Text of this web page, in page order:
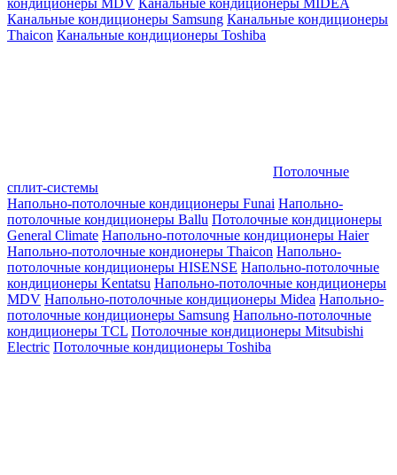
кондиционеры MDV Канальные кондиционеры MIDEA
Канальные кондиционеры Samsung Канальные кондиционеры
Thaicon Канальные кондиционеры Toshiba
Потолочные
сплит-системы
Напольно-потолочные кондиционеры Funai Напольно-
потолочные кондиционеры Ballu Потолочные кондиционеры
General Climate Напольно-потолочные кондиционеры Haier
Напольно-потолочные кондионеры Thaicon Напольно-
потолочные кондиционеры HISENSE Напольно-потолочные
кондиционеры Kentatsu Напольно-потолочные кондиционеры
MDV Напольно-потолочные кондиционеры Midea Напольно-
потолочные кондиционеры Samsung Напольно-потолочные
кондиционеры TCL Потолочные кондиционеры Mitsubishi
Electric Потолочные кондиционеры Toshiba